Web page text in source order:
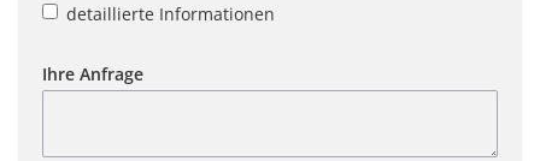
detaillierte Informationen
Ihre Anfrage